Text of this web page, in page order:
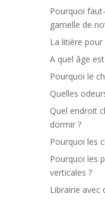
Pourquoi
gamelle de
La litière pour
A quel âge
Pourquoi le
Quelles
Quel endroit
dormir ?
Pourquoi les
Pourquoi les
verticales ?
Librairie avec